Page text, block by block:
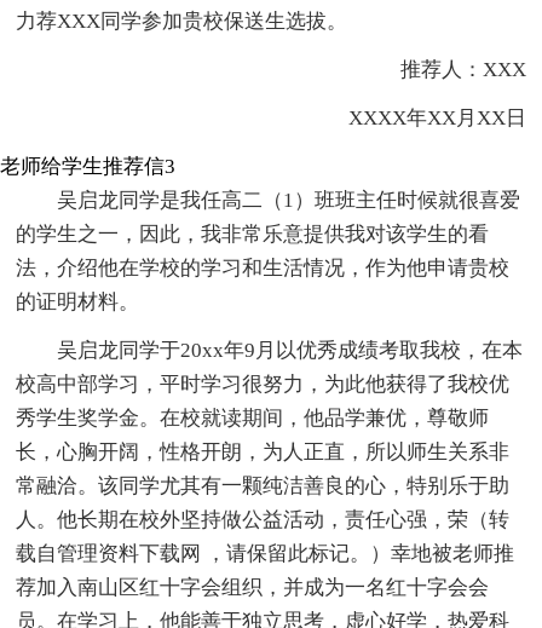
力荐XXX同学参加贵校保送生选拔。
推荐人：XXX
XXXX年XX月XX日
老师给学生推荐信3
吴启龙同学是我任高二（1）班班主任时候就很喜爱
的学生之一，因此，我非常乐意提供我对该学生的看
法，介绍他在学校的学习和生活情况，作为他申请贵校
的证明材料。
吴启龙同学于20xx年9月以优秀成绩考取我校，在本
校高中部学习，平时学习很努力，为此他获得了我校优
秀学生奖学金。在校就读期间，他品学兼优，尊敬师
长，心胸开阔，性格开朗，为人正直，所以师生关系非
常融洽。该同学尤其有一颗纯洁善良的心，特别乐于助
人。他长期在校外坚持做公益活动，责任心强，荣（转
载自管理资料下载网 ，请保留此标记。）幸地被老师推
荐加入南山区红十字会组织，并成为一名红十字会会
员。在学习上，他能善于独立思考，虚心好学，热爱科